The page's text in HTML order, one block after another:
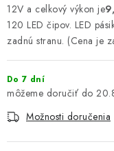
12V a celkový výkon je
120 LED čipov. LED
zadnú stranu. (Cena je
Do 7 dní
Možnosti doručenia